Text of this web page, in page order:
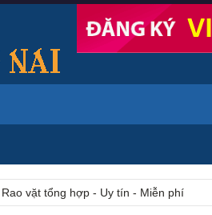
Rao vặt tổng hợp - Uy tín - Miễn phí